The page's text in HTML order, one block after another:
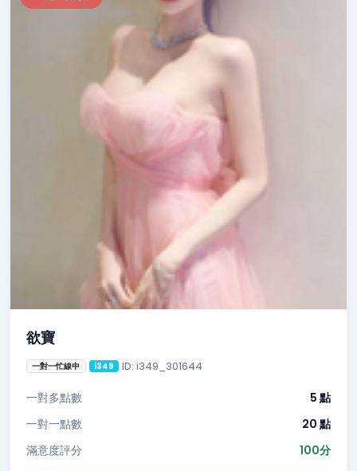
欲寶
一對一忙線中 i349 ID: i349_301644
一對多點數
5 點
一對一點數
20 點
滿意度評分
100分